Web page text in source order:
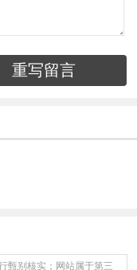
重写留言
甄别核实；网站属于第三